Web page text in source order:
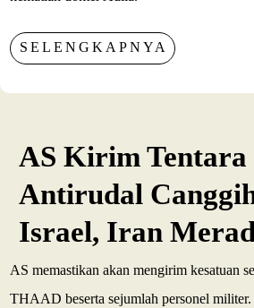
SELENGKAPNYA
AS Kirim Tentara
Antirudal
Israel, Iran
AS memastikan akan mengirim kesatuan
THAAD beserta sejumlah personel militer.